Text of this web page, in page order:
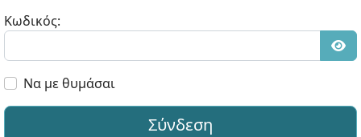
Κωδικός:
Να με θυμάσαι
Σύνδεση